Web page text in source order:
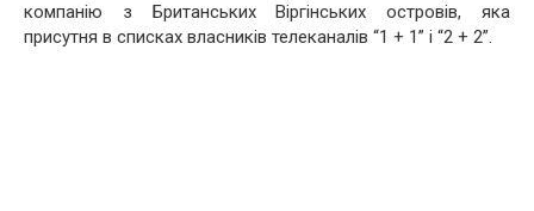
компанію з Британських Віргінських островів, яка
присутня в списках власників телеканалів “1 + 1” і “2 + 2”.